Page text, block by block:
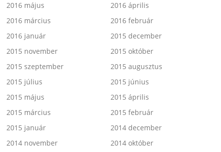
2016 május
2016 április
2016 március
2016 február
2016 január
2015 december
2015 november
2015 október
2015 szeptember
2015 augusztus
2015 július
2015 június
2015 május
2015 április
2015 március
2015 február
2015 január
2014 december
2014 november
2014 október